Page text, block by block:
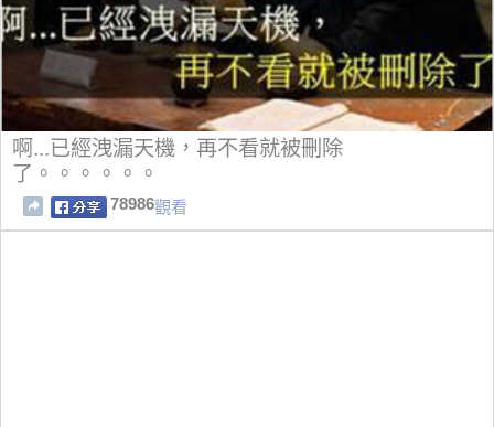
啊...已經洩漏天機，再不看就被刪除
了。。。。。。
78986觀看